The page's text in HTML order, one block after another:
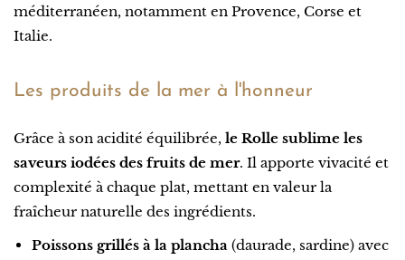
méditerranéen, notamment en Provence, Corse et
Italie.
Les produits de la mer à l'honneur
Grâce à son acidité équilibrée, le Rolle sublime les
saveurs iodées des fruits de mer. Il apporte vivacité et
complexité à chaque plat, mettant en valeur la
fraîcheur naturelle des ingrédients.
Poissons grillés à la plancha (daurade, sardine) avec